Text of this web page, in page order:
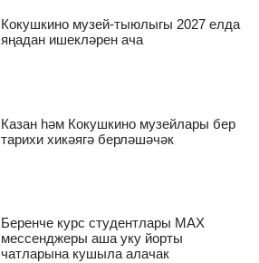
Кокушкино музей-тыюлыгы 2027 елда
яңадан ишекләрен ача
Казан һәм Кокушкино музейлары бер
тарихи хикәягә берләшәчәк
Беренче курс студентлары MAX
мессенджеры аша уку йорты
чатларына кушыла алачак